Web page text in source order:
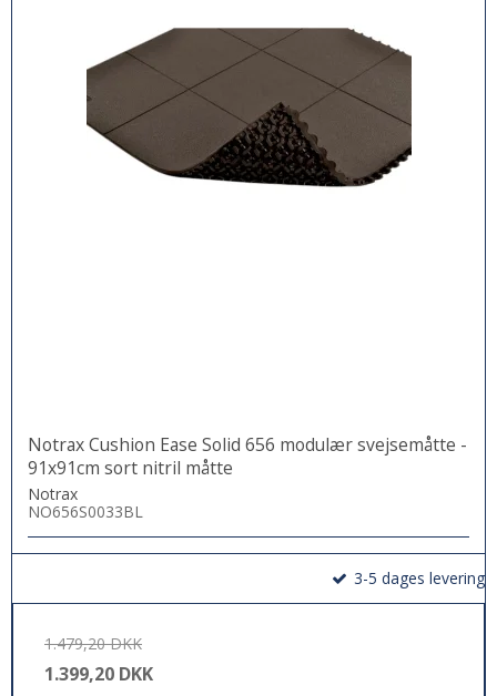
Notrax Cushion Ease Solid 656 modulær svejsemåtte -
91x91cm sort nitril måtte
Notrax
NO656S0033BL
3-5 dages levering
1.479,20 DKK
1.399,20 DKK